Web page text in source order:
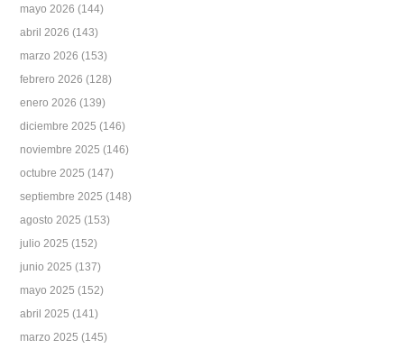
mayo 2026 (144)
abril 2026 (143)
marzo 2026 (153)
febrero 2026 (128)
enero 2026 (139)
diciembre 2025 (146)
noviembre 2025 (146)
octubre 2025 (147)
septiembre 2025 (148)
agosto 2025 (153)
julio 2025 (152)
junio 2025 (137)
mayo 2025 (152)
abril 2025 (141)
marzo 2025 (145)